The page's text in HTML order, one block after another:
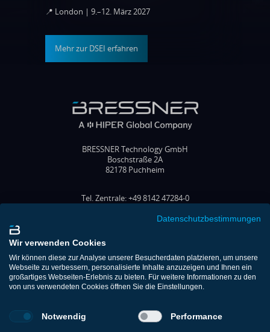
📍 London | 9.–12. März 2027
Mehr zur DSEI erfahren
BRESSNER Technology GmbH
Boschstraße 2A
82178 Puchheim
Tel. Zentrale: +49 8142 47284-0
Fax: +49 8142 47284-77
Kontakt
Support
Datenschutzbestimmungen
Wir verwenden Cookies
Wir können diese zur Analyse unserer Besucherdaten platzieren, um unsere
Webseite zu verbessern, personalisierte Inhalte anzuzeigen und Ihnen ein
großartiges Webseiten-Erlebnis zu bieten. Für weitere Informationen zu den
von uns verwendeten Cookies öffnen Sie die Einstellungen.
Notwendig Performance